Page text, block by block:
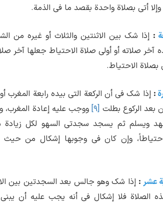
وإلا أتی بصلاة واحدة بقصد ما فی الذمة.
: إذا شک بین الاثنتین والثلاث أو غیره
آخر صلاته أو أولی صلاة الاحتیاط جعلها آخر
بصلاة الاحتیاط.
: إذا شک فی أن الرکعة التی بیده رابعة المغرب
بعد الرکوع بطلت [۹] ووجب علیه إعادة المغرب،
ویسلم ثم یسجد سجدتی السهو لکل زیادة
وإن کان فی وجوبها إشکال من
عشر : إذا شک وهو جالس بعد السجدتین بین
الصلاة فلا إشکال فی أنه یجب علیه أن